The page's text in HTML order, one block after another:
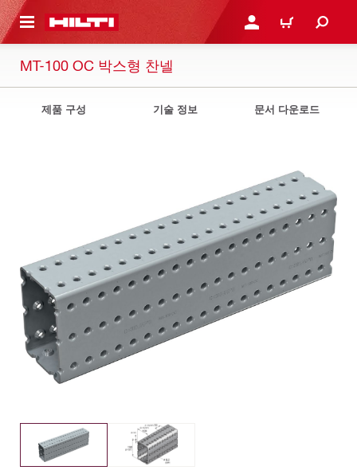
으로 건너뛰기 로그인 또는 회원가입
장바구니
MT-100 OC 박스형 찬넬
제품 구성 기술 정보 문서 다운로드